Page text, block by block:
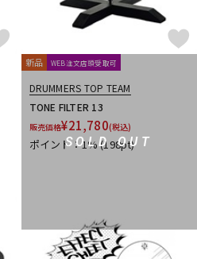
SOLD OUT
新品 WEB注文店頭受取可
DRUMMERS TOP TEAM
TONE FILTER 13
販売価格¥21,780(税込)
ポイント：1%(198pt)